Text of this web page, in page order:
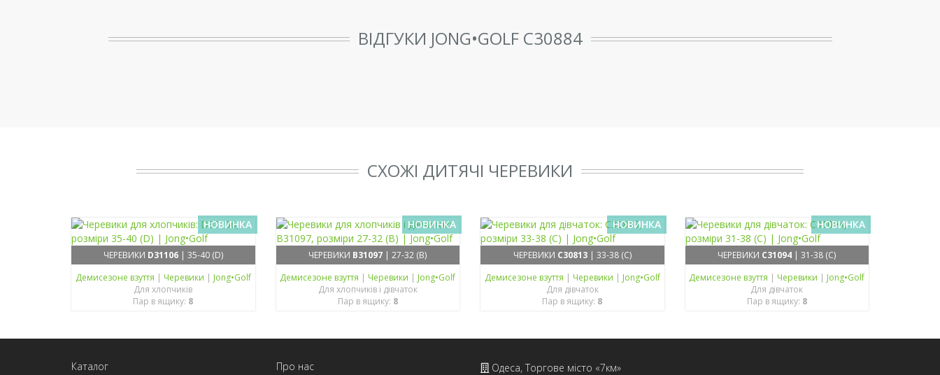
ВІДГУКИ JONG•GOLF C30884
СХОЖІ ДИТЯЧІ ЧЕРЕВИКИ
НОВИНКА
ЧЕРЕВИКИ D31106| 35-40 (D)
Демисезонe взуття | Черевики | Jong•Golf
Для хлопчиків
Пар в ящику: 8
НОВИНКА
ЧЕРЕВИКИ B31097 | 27-32 (B)
Демисезонe взуття | Черевики | Jong•Golf
Для хлопчиків і дівчаток
Пар в ящику: 8
НОВИНКА
ЧЕРЕВИКИ C30813| 33-38 (C)
Демисезонe взуття | Черевики | Jong•Golf
Для дівчаток
Пар в ящику: 8
НОВИНКА
ЧЕРЕВИКИ C31094 | 31-38 (C)
Демисезонe взуття | Черевики | Jong•Golf
Для дівчаток
Пар в ящику: 8
Каталог Про нас Одеса, Торгове місто «7км»